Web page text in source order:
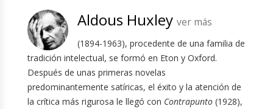
Aldous Huxley ver más
(1894-1963), procedente de una familia de
tradición intelectual, se formó en Eton y Oxford.
Después de unas primeras novelas
predominantemente satíricas, el éxito y la atención de
la crítica más rigurosa le llegó con Contrapunto (1928),